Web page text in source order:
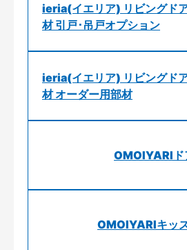
ieria(イエリア) リビングド
材 引戸･吊戸オプション
ieria(イエリア) リビングド
材 オーダー用部材
OMOIYARIド
OMOIYARIキッ